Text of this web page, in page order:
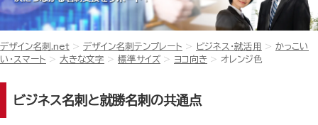
デザイン名刺.net デザイン名刺テンプレート ビジネス・就活用
かっこい
い・スマート
大きな文字 標準サイズ ヨコ向き オレンジ色
ビジネス名刺と就勝名刺の共通点